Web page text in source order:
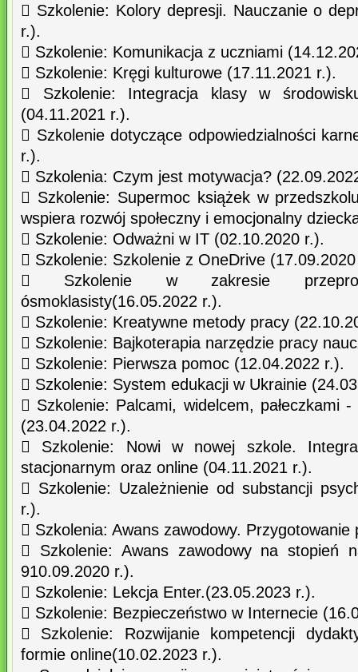
 Szkolenie: Kolory depresji. Nauczanie o
r.).
 Szkolenie: Komunikacja z uczniami
 Szkolenie: Kręgi kulturowe (17.11.2021 r.).
 Szkolenie: Integracja klasy w
(04.11.2021 r.).
 Szkolenie dotyczące odpowiedzialności
r.).
 Szkolenia: Czym jest motywacja?
 Szkolenie: Supermoc książek w
wspiera rozwój społeczny i emocjonalny
 Szkolenie: Odważni w IT (02.10.2020 r.).
 Szkolenie: Szkolenie z OneDrive
 Szkolenie w zakresie
ósmoklasisty(16.05.2022 r.).
 Szkolenie: Kreatywne metody pracy
 Szkolenie: Bajkoterapia narzędzie pracy
 Szkolenie: Pierwsza pomoc (12.04.2022 r.).
 Szkolenie: System edukacji w Ukrainie
 Szkolenie: Palcami, widelcem, pałeczkami
(23.04.2022 r.).
 Szkolenie: Nowi w nowej szkole.
stacjonarnym oraz online (04.11.2021 r.).
 Szkolenie: Uzależnienie od substancji
r.).
 Szkolenia: Awans zawodowy.
 Szkolenie: Awans zawodowy na stopień
910.09.2020 r.).
 Szkolenie: Lekcja Enter.(23.05.2023 r.).
 Szkolenie: Bezpieczeństwo w Internecie
 Szkolenie: Rozwijanie kompetencji
formie online(10.02.2023 r.).